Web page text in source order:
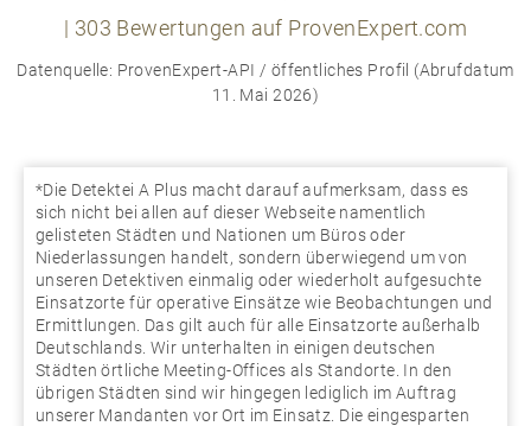
| 303 Bewertungen auf ProvenExpert.com
Datenquelle: ProvenExpert-API / öffentliches Profil (Abrufdatum
11. Mai 2026)
*Die Detektei A Plus macht darauf aufmerksam, dass es
sich nicht bei allen auf dieser Webseite namentlich
gelisteten Städten und Nationen um Büros oder
Niederlassungen handelt, sondern überwiegend um von
unseren Detektiven einmalig oder wiederholt aufgesuchte
Einsatzorte für operative Einsätze wie Beobachtungen und
Ermittlungen. Das gilt auch für alle Einsatzorte außerhalb
Deutschlands. Wir unterhalten in einigen deutschen
Städten örtliche Meeting-Offices als Standorte. In den
übrigen Städten sind wir hingegen lediglich im Auftrag
unserer Mandanten vor Ort im Einsatz. Die eingesparten